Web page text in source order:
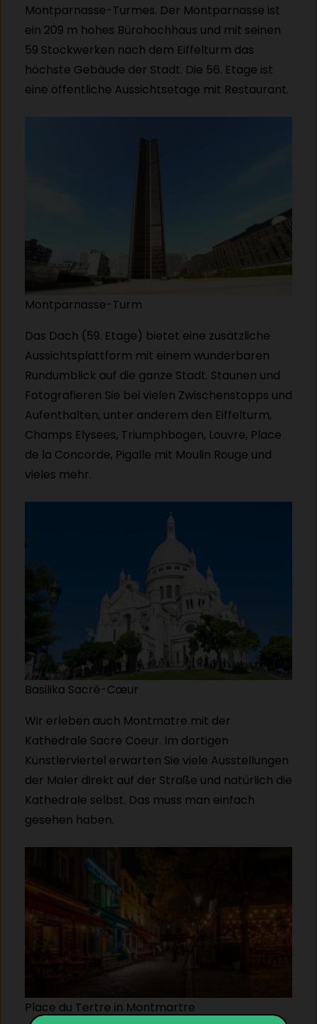
Montparnasse-Turmes. Der Montparnasse ist
ein 209 m hohes Bürohochhaus und mit seinen
59 Stockwerken nach dem Eiffelturm das
höchste Gebäude der Stadt. Die 56. Etage ist
eine öffentliche Aussichtsetage mit Restaurant.
Montparnasse-Turm
Das Dach (59. Etage) bietet eine zusätzliche
Aussichtsplattform mit einem wunderbaren
Rundumblick auf die ganze Stadt. Staunen und
Fotografieren Sie bei vielen Zwischenstopps und
Aufenthalten, unter anderem den Eiffelturm,
Champs Elysees, Triumphbogen, Louvre, Place
de la Concorde, Pigalle mit Moulin Rouge und
vieles mehr.
Basilika Sacré-Cœur
Wir erleben auch Montmatre mit der
Kathedrale Sacre Coeur. Im dortigen
Künstlerviertel erwarten Sie viele Ausstellungen
der Maler direkt auf der Straße und natürlich die
Kathedrale selbst. Das muss man einfach
gesehen haben.
Place du Tertre in Montmartre